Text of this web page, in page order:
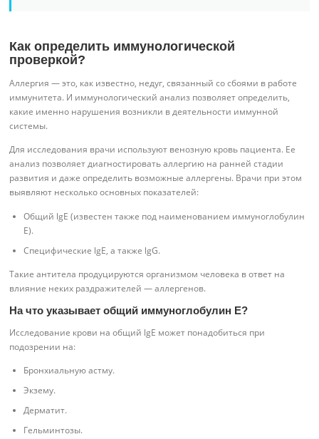
Как определить иммунологической
проверкой?
Аллергия — это, как известно, недуг, связанный со сбоями в работе
иммунитета. И иммунологический анализ позволяет определить,
какие именно нарушения возникли в деятельности иммунной
системы.
Для исследования врачи используют венозную кровь пациента. Ее
анализ позволяет диагностировать аллергию на ранней стадии
развития и даже определить возможные аллергены. Врачи при этом
выявляют несколько основных показателей:
Общий lgE (известен также под наименованием иммуноглобулин
Е).
Специфические lgE, а также lgG.
Такие антитела продуцируются организмом человека в ответ на
влияние неких раздражителей — аллергенов.
На что указывает общий иммуноглобулин Е?
Исследование крови на общий lgE может понадобиться при
подозрении на:
Бронхиальную астму.
Экзему.
Дерматит.
Гельминтозы.